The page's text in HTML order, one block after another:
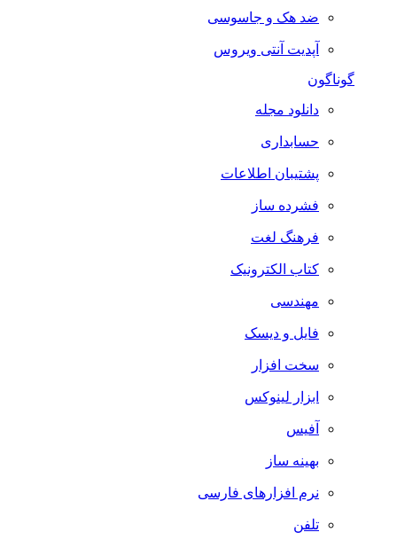
ضد هک و جاسوسی
آپدیت آنتی ویروس
گوناگون
دانلود مجله
حسابداری
پشتیبان اطلاعات
فشرده ساز
فرهنگ لغت
کتاب الکترونیک
مهندسی
فایل و دیسک
سخت افزار
ابزار لینوکس
آفیس
بهینه ساز
نرم افزارهای فارسی
تلفن